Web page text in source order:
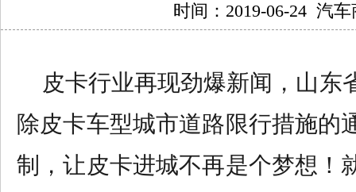
时间：2019-06-24 汽车
皮卡行业再现劲爆新闻，山东
除皮卡车型城市道路限行措施的
制，让皮卡进城不再是个梦想！